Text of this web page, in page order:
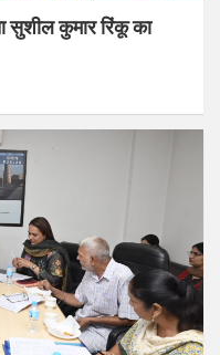
सुशील कुमार रिंकू का